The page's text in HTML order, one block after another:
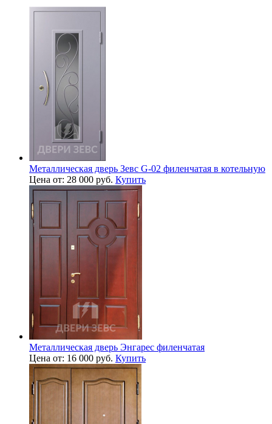
Металлическая дверь Зевс G-02 филенчатая в котельную
Цена от: 28 000 руб. Купить
Металлическая дверь Энгарес филенчатая
Цена от: 16 000 руб. Купить